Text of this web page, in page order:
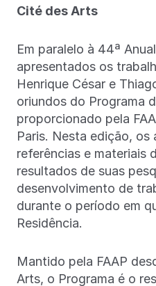
Cité des Arts
Em paralelo à 44ª
apresentados os
Henrique César e
oriundos do Programa
proporcionado pela
Paris. Nesta edição, os
referências e materiais
resultados de suas
desenvolvimento de
durante o período em
Residência.
Mantido pela FAAP
Arts, o Programa é o